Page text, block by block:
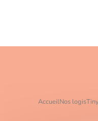
AccueilNos logis